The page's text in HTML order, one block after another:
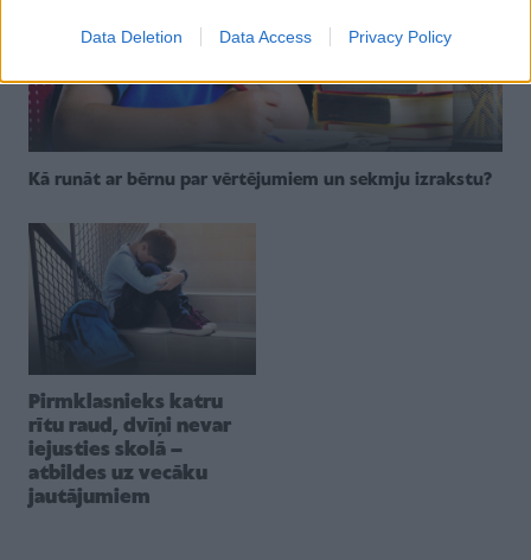
Data Deletion Data Access Privacy Policy
Kā runāt ar bērnu par vērtējumiem un sekmju izrakstu?
Pirmklasnieks katru
rītu raud, dvīņi nevar
iejusties skolā –
atbildes uz vecāku
jautājumiem